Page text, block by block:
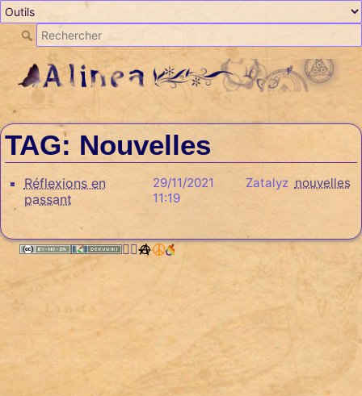
TAG: Nouvelles
Réflexions en
passant
29/11/2021
11:19
Zatalyz nouvelles
🏳️‍🌈